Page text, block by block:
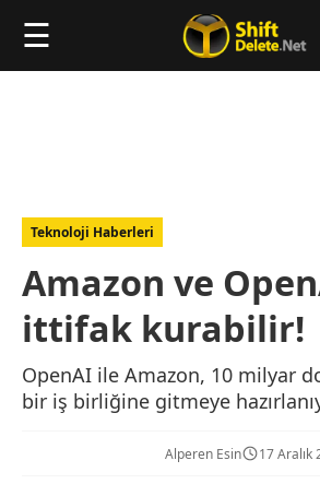
☰
Teknoloji Haberleri
Amazon ve
ittifak kurabilir!
OpenAI ile Amazon, 10 milyar
bir iş birliğine gitmeye
Alperen Esin 17 Aralık